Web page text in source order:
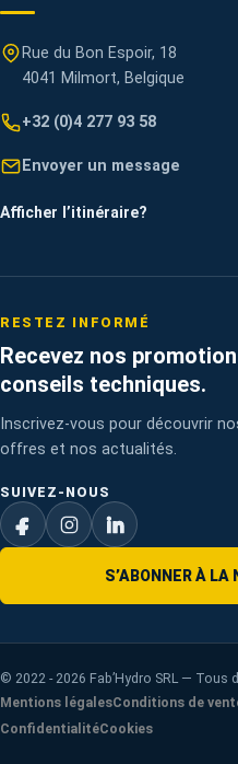
Rue du Bon Espoir, 18
4041 Milmort, Belgique
+32 (0)4 277 93 58
Envoyer un message
Afficher l’itinéraire?
RESTEZ INFORMÉ
Recevez nos
conseils techniques.
Inscrivez-vous pour découvrir
offres et nos actualités.
SUIVEZ-NOUS
S’ABONNER À LA
© 2022 - 2026 Fab’Hydro SRL — Tous
Mentions légalesConditions de
ConfidentialitéCookies